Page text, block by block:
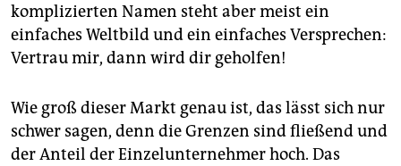
komplizierten Namen steht aber meist ein
einfaches Weltbild und ein einfaches Versprechen:
Vertrau mir, dann wird dir geholfen!
Wie groß dieser Markt genau ist, das lässt sich nur
schwer sagen, denn die Grenzen sind fließend und
der Anteil der Einzelunternehmer hoch. Das